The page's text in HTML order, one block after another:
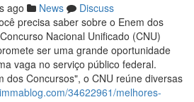
ago News
Discuss
precisa saber sobre o Enem dos
Nacional Unificado (CNU)
ser uma grande oportunidade
vaga no serviço público federal.
dos Concursos", o CNU reúne diversas
34622961/melhores-